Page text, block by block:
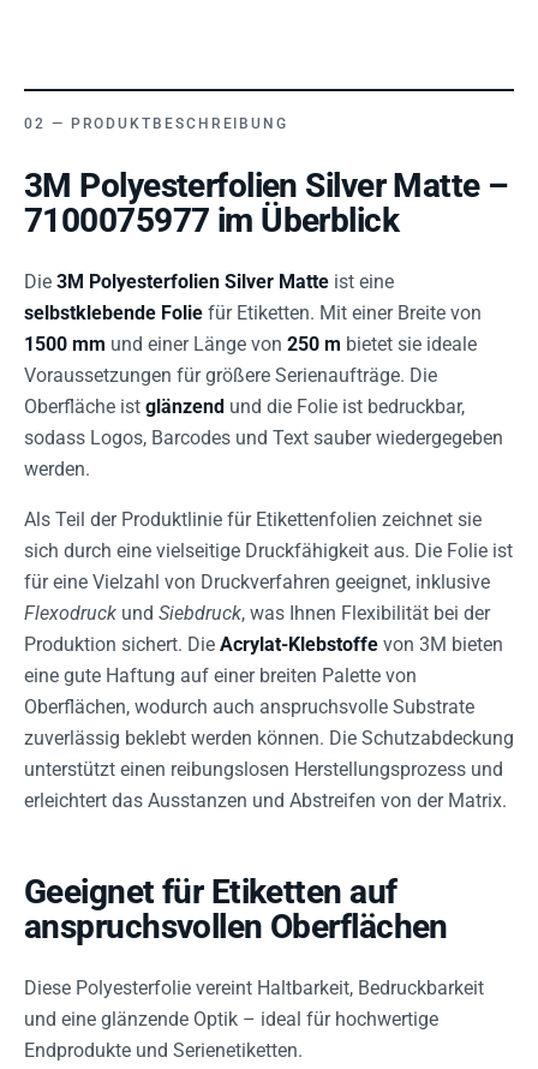
PRODUKTBESCHREIBUNG
3M Polyesterfolien Silver Matte –
7100075977 im Überblick
Die 3M Polyesterfolien Silver Matte ist eine
selbstklebende Folie für Etiketten. Mit einer Breite von
1500 mm und einer Länge von 250 m bietet sie ideale
Voraussetzungen für größere Serienaufträge. Die
Oberfläche ist glänzend und die Folie ist bedruckbar,
sodass Logos, Barcodes und Text sauber wiedergegeben
werden.
Als Teil der Produktlinie für Etikettenfolien zeichnet sie
sich durch eine vielseitige Druckfähigkeit aus. Die Folie ist
für eine Vielzahl von Druckverfahren geeignet, inklusive
Flexodruck und Siebdruck, was Ihnen Flexibilität bei der
Produktion sichert. Die Acrylat-Klebstoffe von 3M bieten
eine gute Haftung auf einer breiten Palette von
Oberflächen, wodurch auch anspruchsvolle Substrate
zuverlässig beklebt werden können. Die Schutzabdeckung
unterstützt einen reibungslosen Herstellungsprozess und
erleichtert das Ausstanzen und Abstreifen von der Matrix.
Geeignet für Etiketten auf
anspruchsvollen Oberflächen
Diese Polyesterfolie vereint Haltbarkeit, Bedruckbarkeit
und eine glänzende Optik – ideal für hochwertige
Endprodukte und Serienetiketten.